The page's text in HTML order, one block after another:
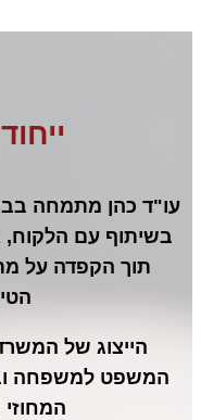
עו"ד כהן מתמחה
בשיתוף עם הלקוח,
תוך הקפדה על
הייצוג של
המשפט למשפחה
המחוזי